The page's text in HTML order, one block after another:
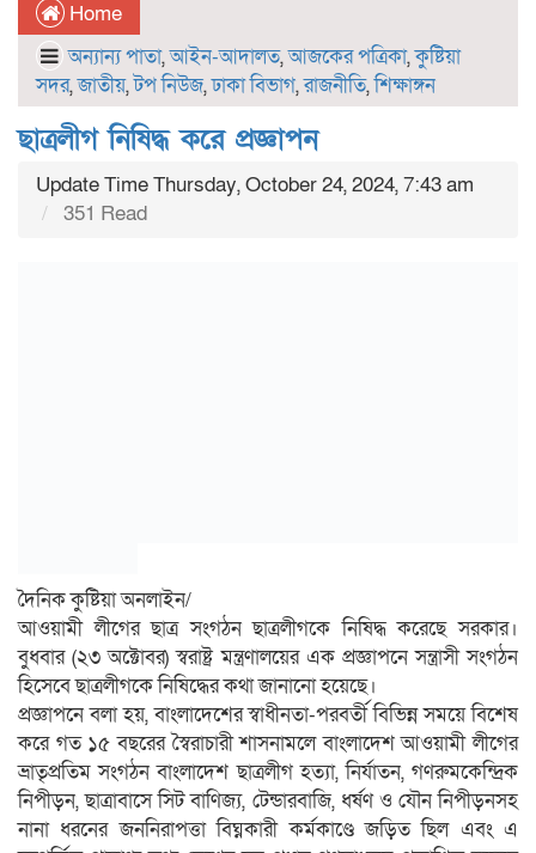
Home
অন্যান্য পাতা,আইন-আদালত,আজকের পত্রিকা,কুষ্টিয়া
সদর,জাতীয়,টপ নিউজ,ঢাকা বিভাগ,রাজনীতি,শিক্ষাঙ্গন
ছাত্রলীগ নিষিদ্ধ করে প্রজ্ঞাপন
Update Time Thursday, October 24, 2024, 7:43 am
351 Read
দৈনিক কুষ্টিয়া অনলাইন/
আওয়ামী লীগের ছাত্র সংগঠন ছাত্রলীগকে নিষিদ্ধ করেছে সরকার।
বুধবার (২৩ অক্টোবর) স্বরাষ্ট্র মন্ত্রণালয়ের এক প্রজ্ঞাপনে সন্ত্রাসী সংগঠন
হিসেবে ছাত্রলীগকে নিষিদ্ধের কথা জানানো হয়েছে।
প্রজ্ঞাপনে বলা হয়, বাংলাদেশের স্বাধীনতা-পরবর্তী বিভিন্ন সময়ে বিশেষ
করে গত ১৫ বছরের স্বৈরাচারী শাসনামলে বাংলাদেশ আওয়ামী লীগের
ভ্রাতৃপ্রতিম সংগঠন বাংলাদেশ ছাত্রলীগ হত্যা, নির্যাতন, গণরুমকেন্দ্রিক
নিপীড়ন, ছাত্রাবাসে সিট বাণিজ্য, টেন্ডারবাজি, ধর্ষণ ও যৌন নিপীড়নসহ
নানা ধরনের জননিরাপত্তা বিঘ্নকারী কর্মকাণ্ডে জড়িত ছিল এবং এ